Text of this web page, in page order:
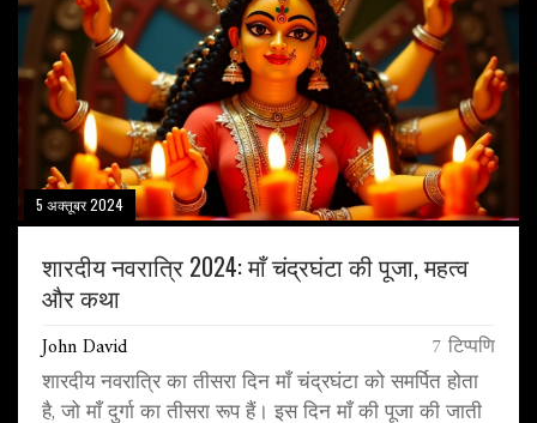
5 अक्तूबर 2024
शारदीय नवरात्रि 2024: माँ चंद्रघंटा की पूजा, महत्व
और कथा
John David 7 टिप्पणि
शारदीय नवरात्रि का तीसरा दिन माँ चंद्रघंटा को समर्पित होता
है, जो माँ दुर्गा का तीसरा रूप हैं। इस दिन माँ की पूजा की जाती